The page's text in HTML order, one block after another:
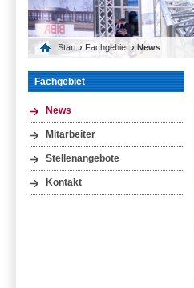
Start › Fachgebiet › News
Fachgebiet
News
Mitarbeiter
Stellenangebote
Kontakt